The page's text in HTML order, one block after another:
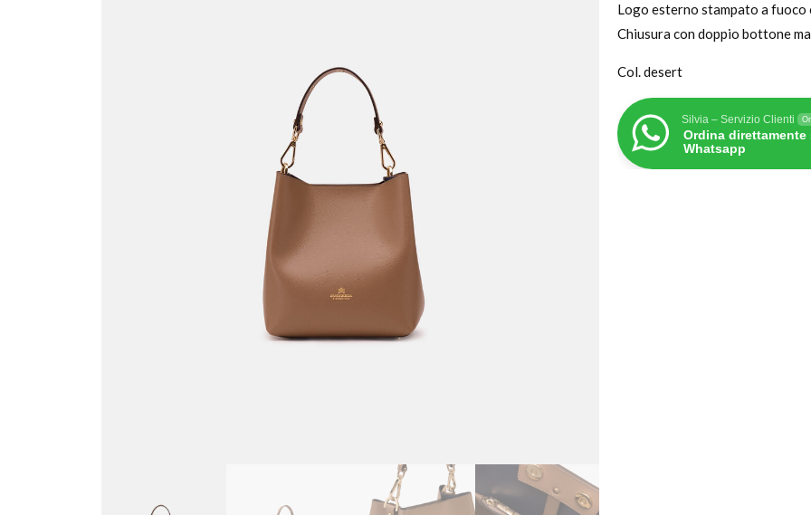
Logo esterno stampato a fuoco
Chiusura con doppio bottone
Col. desert
Silvia – Servizio Clienti
Ordina direttamente
Whatsapp